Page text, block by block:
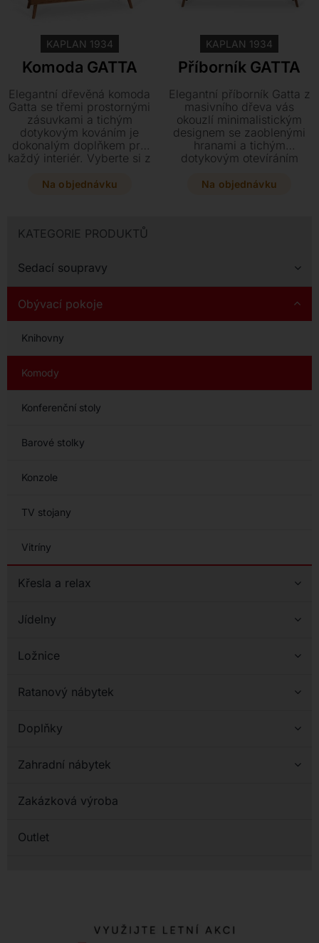
Kontakt
KATEGORIE PRODUKTŮ
Sedací soupravy
Obývací pokoje
Knihovny
Komody
Konferenční stoly
Barové stolky
Konzole
TV stojany
Vitríny
Křesla a relax
Jídelny
Ložnice
Ratanový nábytek
Doplňky
Zahradní nábytek
Zakázková výroba
Outlet
KAPLAN 1934
Komoda GATTA
Elegantní dřevěná komoda
Gatta se třemi prostornými
zásuvkami a tichým
dotykovým kováním je
dokonalým doplňkem pro
každý interiér. Vyberte si z
kvalitních dřevin, jako je
vašich představ.
Na objednávku
KAPLAN 1934
Příborník GATTA
Elegantní příborník Gatta z
masivního dřeva vás
okouzlí minimalistickým
designem se zaoblenými
hranami a tichým
dotykovým otevíráním
kousek v provedení buk,
Na objednávku